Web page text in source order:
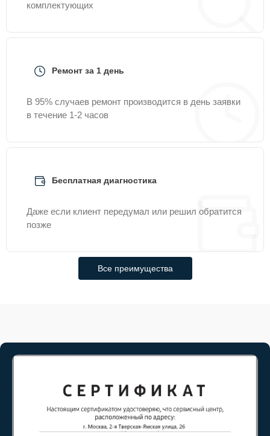
комплектующих
Ремонт за 1 день
В 95% случаев ремонт производится в день заявки
в течение 1-2 часов
Бесплатная диагностика
Даже если клиент передумал или решил обратится
позже
Все преимущества